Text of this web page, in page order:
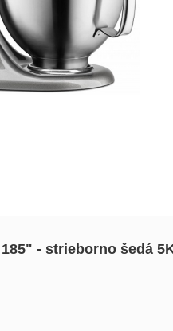
- strieborno šedá